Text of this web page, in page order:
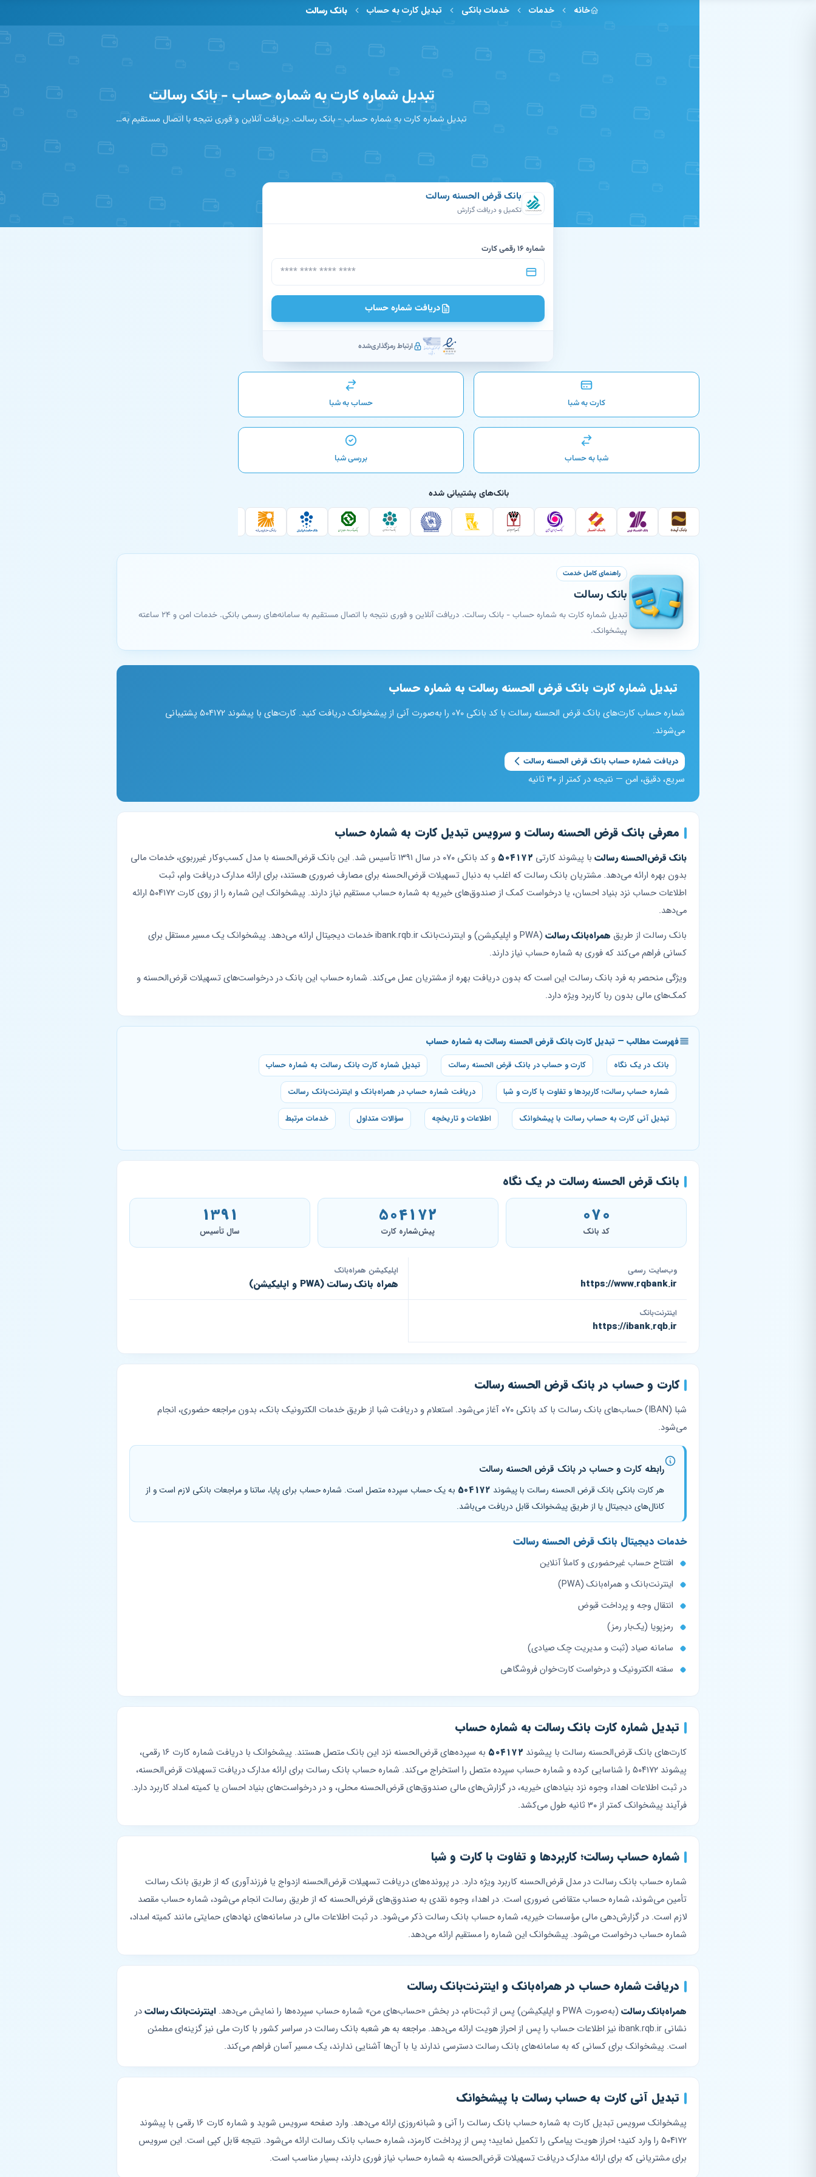
خانه خدمات خدمات بانکی تبدیل کارت به حساب بانک رسالت
تبدیل شماره کارت به شماره حساب - بانک رسالت
تبدیل شماره کارت به شماره حساب - بانک رسالت. دریافت آنلاین و فوری نتیجه با اتصال مستقیم به…
بانک قرض‌ الحسنه رسالت
تکمیل و دریافت گزارش
شماره 16 رقمی کارت
دریافت شماره حساب
ارتباط رمزگذاری‌شده
کارت به شبا حساب به شبا
شبا به حساب بررسی شبا
بانک‌های پشتیبانی شده
راهنمای کامل خدمت
بانک رسالت
تبدیل شماره کارت به شماره حساب - بانک رسالت. دریافت آنلاین و فوری نتیجه با اتصال مستقیم به سامانه‌های رسمی بانکی. خدمات امن و ۲۴ ساعته
پیشخوانک.
تبدیل شماره کارت بانک قرض‌ الحسنه رسالت به شماره حساب
شماره حساب کارت‌های بانک قرض‌ الحسنه رسالت با کد بانکی 070 را به‌صورت آنی از پیشخوانک دریافت کنید. کارت‌های با پیشوند 504172 پشتیبانی
می‌شوند.
دریافت شماره حساب بانک قرض‌ الحسنه رسالت
سریع، دقیق، امن — نتیجه در کمتر از ۳۰ ثانیه
معرفی بانک قرض‌ الحسنه رسالت و سرویس تبدیل کارت به شماره حساب
بانک قرض‌الحسنه رسالت با پیشوند کارتی ۵۰۴۱۷۲
و کد بانکی ۰۷۰ در سال ۱۳۹۱ تأسیس شد. این بانک قرض‌الحسنه با مدل کسب‌وکار غیرربوی، خدمات مالی
بدون بهره ارائه می‌دهد. مشتریان بانک رسالت که اغلب به دنبال تسهیلات قرض‌الحسنه برای مصارف ضروری هستند، برای ارائه مدارک دریافت وام، ثبت
اطلاعات حساب نزد بنیاد احسان، یا درخواست کمک از صندوق‌های خیریه به شماره حساب مستقیم نیاز دارند. پیشخوانک این شماره را از روی کارت ۵۰۴۱۷۲ ارائه
می‌دهد.
بانک رسالت از طریق همراه‌بانک رسالت
(PWA و اپلیکیشن) و اینترنت‌بانک ibank.rqb.ir خدمات دیجیتال ارائه می‌دهد. پیشخوانک یک مسیر مستقل برای
کسانی فراهم می‌کند که فوری به شماره حساب نیاز دارند.
ویژگی منحصر به فرد بانک رسالت این است که بدون دریافت بهره از مشتریان عمل می‌کند. شماره حساب این بانک در درخواست‌های تسهیلات قرض‌الحسنه و
کمک‌های مالی بدون ربا کاربرد ویژه دارد.
فهرست مطالب — تبدیل کارت بانک قرض‌ الحسنه رسالت به شماره حساب
بانک در یک نگاه کارت و حساب در بانک قرض‌ الحسنه رسالت تبدیل شماره کارت بانک رسالت به شماره حساب
شماره حساب رسالت؛ کاربردها و تفاوت با کارت و شبا دریافت شماره حساب در همراه‌بانک و اینترنت‌بانک رسالت
تبدیل آنی کارت به حساب رسالت با پیشخوانک اطلاعات و تاریخچه سؤالات متداول خدمات مرتبط
بانک قرض‌ الحسنه رسالت در یک نگاه
070
کد بانک
504172
پیش‌شماره کارت
۱۳۹۱
سال تأسیس
وب‌سایت رسمی
https://www.rqbank.ir
اپلیکیشن همراه‌بانک
همراه بانک رسالت (PWA و اپلیکیشن)
اینترنت‌بانک
https://ibank.rqb.ir
کارت و حساب در بانک قرض‌ الحسنه رسالت
شبا (IBAN) حساب‌های بانک رسالت با کد بانکی ۰۷۰ آغاز می‌شود. استعلام و دریافت شبا از طریق خدمات الکترونیک بانک، بدون مراجعه حضوری، انجام
می‌شود.
رابطه کارت و حساب در بانک قرض‌ الحسنه رسالت
هر کارت بانکی بانک قرض‌ الحسنه رسالت با پیشوند 504172 به یک حساب سپرده متصل است. شماره حساب برای پایا، ساتنا و مراجعات بانکی لازم است و از
کانال‌های دیجیتال یا از طریق پیشخوانک قابل دریافت می‌باشد.
خدمات دیجیتال بانک قرض‌ الحسنه رسالت
افتتاح حساب غیرحضوری و کاملاً آنلاین
اینترنت‌بانک و همراه‌بانک (PWA)
انتقال وجه و پرداخت قبوض
رمزپویا (یک‌بار رمز)
سامانه صیاد (ثبت و مدیریت چک صیادی)
سفته الکترونیک و درخواست کارت‌خوان فروشگاهی
تبدیل شماره کارت بانک رسالت به شماره حساب
کارت‌های بانک قرض‌الحسنه رسالت با پیشوند ۵۰۴۱۷۲
به سپرده‌های قرض‌الحسنه نزد این بانک متصل هستند. پیشخوانک با دریافت شماره کارت ۱۶ رقمی،
پیشوند ۵۰۴۱۷۲ را شناسایی کرده و شماره حساب سپرده متصل را استخراج می‌کند. شماره حساب بانک رسالت برای ارائه مدارک دریافت تسهیلات قرض‌الحسنه،
در ثبت اطلاعات اهداء وجوه نزد بنیادهای خیریه، در گزارش‌های مالی صندوق‌های قرض‌الحسنه محلی، و در درخواست‌های بنیاد احسان یا کمیته امداد کاربرد دارد.
فرآیند پیشخوانک کمتر از ۳۰ ثانیه طول می‌کشد.
شماره حساب رسالت؛ کاربردها و تفاوت با کارت و شبا
شماره حساب بانک رسالت در مدل قرض‌الحسنه کاربرد ویژه دارد. در پرونده‌های دریافت تسهیلات قرض‌الحسنه ازدواج یا فرزندآوری که از طریق بانک رسالت
تأمین می‌شوند، شماره حساب متقاضی ضروری است. در اهداء وجوه نقدی به صندوق‌های قرض‌الحسنه که از طریق رسالت انجام می‌شود، شماره حساب مقصد
لازم است. در گزارش‌دهی مالی مؤسسات خیریه، شماره حساب بانک رسالت ذکر می‌شود. در ثبت اطلاعات مالی در سامانه‌های نهادهای حمایتی مانند کمیته امداد،
شماره حساب درخواست می‌شود. پیشخوانک این شماره را مستقیم ارائه می‌دهد.
دریافت شماره حساب در همراه‌بانک و اینترنت‌بانک رسالت
همراه‌بانک رسالت (به‌صورت PWA و اپلیکیشن) پس از ثبت‌نام، در بخش «حساب‌های من» شماره حساب سپرده‌ها را نمایش می‌دهد. اینترنت‌بانک رسالتدر
نشانی ibank.rqb.ir نیز اطلاعات حساب را پس از احراز هویت ارائه می‌دهد. مراجعه به هر شعبه بانک رسالت در سراسر کشور با کارت ملی نیز گزینه‌ای مطمئن
است. پیشخوانک برای کسانی که به سامانه‌های بانک رسالت دسترسی ندارند یا با آن‌ها آشنایی ندارند، یک مسیر آسان فراهم می‌کند.
تبدیل آنی کارت به حساب رسالت با پیشخوانک
پیشخوانک سرویس تبدیل کارت به شماره حساب بانک رسالت را آنی و شبانه‌روزی ارائه می‌دهد. وارد صفحه سرویس شوید و شماره کارت ۱۶ رقمی با پیشوند
۵۰۴۱۷۲ را وارد کنید؛ احراز هویت پیامکی را تکمیل نمایید؛ پس از پرداخت کارمزد، شماره حساب بانک رسالت ارائه می‌شود. نتیجه قابل کپی است. این سرویس
برای مشتریانی که برای ارائه مدارک دریافت تسهیلات قرض‌الحسنه به شماره حساب نیاز فوری دارند، بسیار مناسب است.